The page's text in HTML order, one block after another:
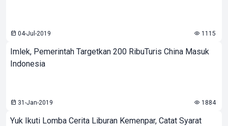
04-Jul-2019 1115
Imlek, Pemerintah Targetkan 200 RibuTuris China Masuk
Indonesia
31-Jan-2019 1884
Yuk Ikuti Lomba Cerita Liburan Kemenpar, Catat Syarat